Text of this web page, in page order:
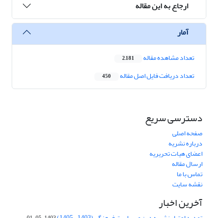
ارجاع به این مقاله
آمار
تعداد مشاهده مقاله 2,181
تعداد دریافت فایل اصل مقاله 450
دسترسی سریع
صفحه اصلی
درباره نشریه
اعضای هیات تحریریه
ارسال مقاله
تماس با ما
نقشه سایت
آخرین اخبار